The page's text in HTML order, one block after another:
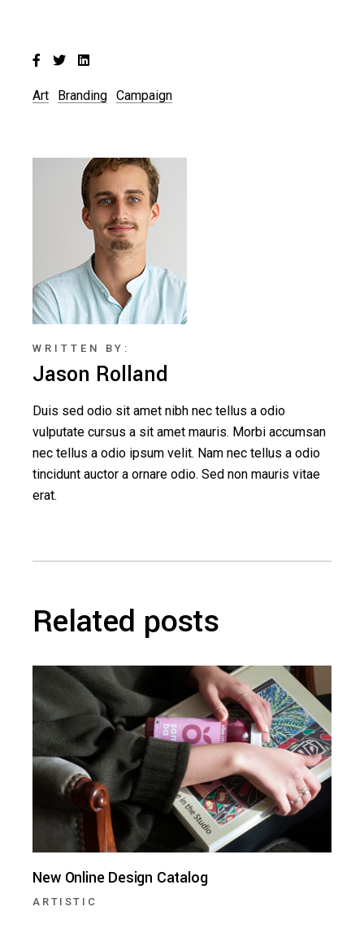
Art Branding Campaign
WRITTEN BY:
Jason Rolland
Duis sed odio sit amet nibh nec tellus a odio
vulputate cursus a sit amet mauris. Morbi accumsan
nec tellus a odio ipsum velit. Nam nec tellus a odio
tincidunt auctor a ornare odio. Sed non mauris vitae
erat.
Related posts
New Online Design Catalog
ARTISTIC